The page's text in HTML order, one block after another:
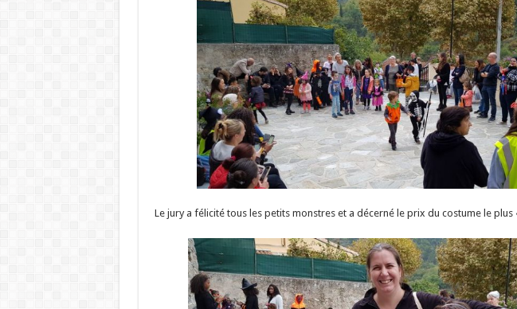
Le jury a félicité tous les petits monstres et a décerné le prix du costume le plus